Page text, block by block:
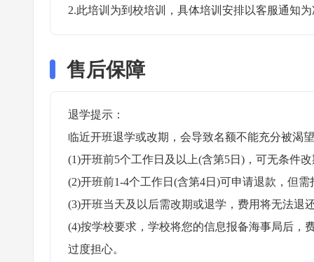
2.此培训为到校培训，具体培训安排以客服通知
售后保障
退学提示：
临近开班退学或改期，会导致名额不能充分被渴
(1)开班前5个工作日及以上(含第5日)，可无条件
(2)开班前1-4个工作日(含第4日)可申请退款，但
(3)开班当天及以后需改期或退学，费用将无法退
(4)按学校要求，学校将您的信息报备海事局后，
过度担心。